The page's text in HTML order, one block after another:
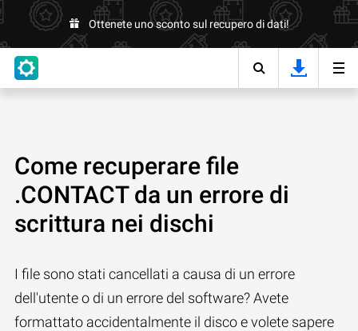
Ottenete uno sconto sul recupero di dati!
Come recuperare file
.CONTACT da un errore di
scrittura nei dischi
I file sono stati cancellati a causa di un errore
dell'utente o di un errore del software? Avete
formattato accidentalmente il disco e volete sapere